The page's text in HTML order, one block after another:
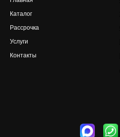
Каталог
Рассрочка
Услуги
Контакты